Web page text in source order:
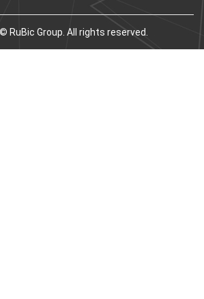
RuBic Group. All rights reserved.